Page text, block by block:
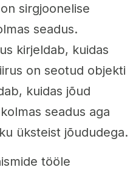
sirgjoonelise
seadus.
kirjeldab, kuidas
on seotud objekti
kuidas jõud
seadus aga
üksteist jõududega.
tööle